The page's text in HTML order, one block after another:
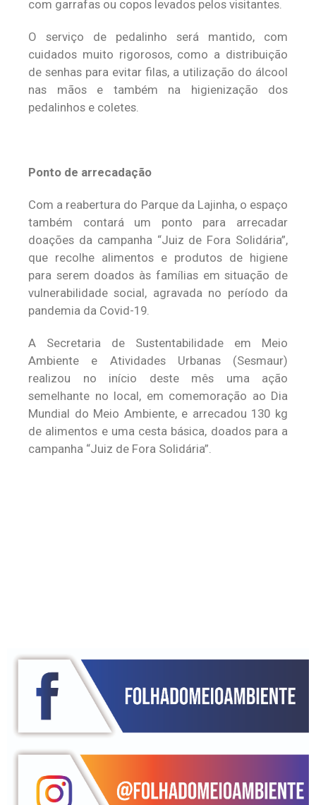
com garrafas ou copos levados pelos visitantes.
O serviço de pedalinho será mantido, com
cuidados muito rigorosos, como a distribuição
de senhas para evitar filas, a utilização do álcool
nas mãos e também na higienização dos
pedalinhos e coletes.
Ponto de arrecadação
Com a reabertura do Parque da Lajinha, o espaço
também contará um ponto para arrecadar
doações da campanha “Juiz de Fora Solidária”,
que recolhe alimentos e produtos de higiene
para serem doados às famílias em situação de
vulnerabilidade social, agravada no período da
pandemia da Covid-19.
A Secretaria de Sustentabilidade em Meio
Ambiente e Atividades Urbanas (Sesmaur)
realizou no início deste mês uma ação
semelhante no local, em comemoração ao Dia
Mundial do Meio Ambiente, e arrecadou 130 kg
de alimentos e uma cesta básica, doados para a
campanha “Juiz de Fora Solidária”.